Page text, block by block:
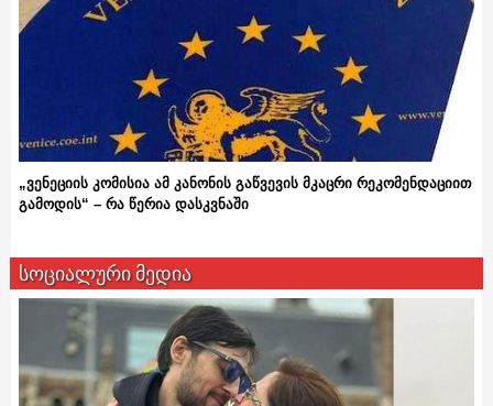
„ვენეციის კომისია ამ კანონის გაწვევის მკაცრი რეკომენდაციით
გამოდის“ – რა წერია დასკვნაში
სოციალური მედია